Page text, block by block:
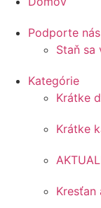
Podporte nás
Staň sa
Kategórie
Krátke
Krátke
Kresťan